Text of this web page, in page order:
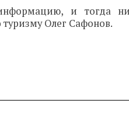
и тогда
туризму Олег Сафонов.